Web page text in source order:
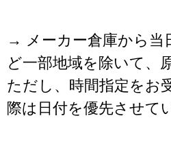
→ メーカー倉庫から当
ど一部地域を除いて、
ただし、時間指定をお
際は日付を優先させて